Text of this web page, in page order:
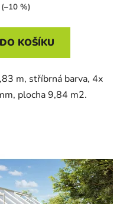
(–10 %)
DO KOŠÍKU
m, stříbrná barva, 4x
plocha 9,84 m2.